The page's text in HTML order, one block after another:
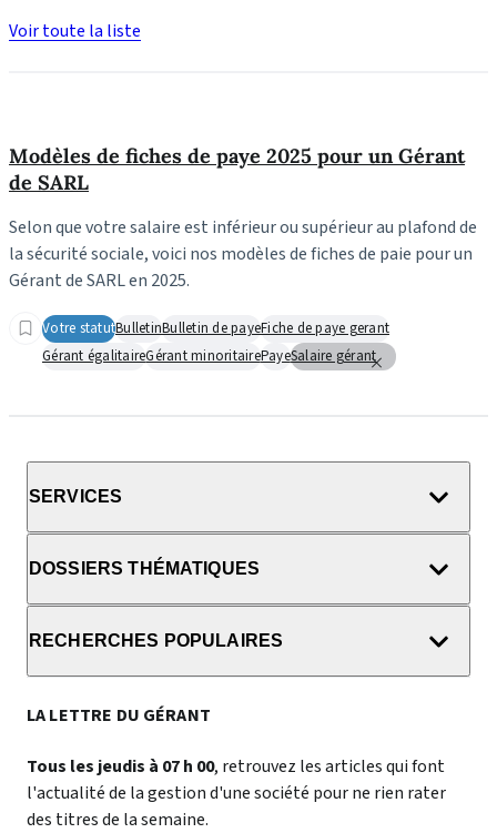
Modèles de fiches de paye 2025 pour un Gérant
de SARL
Selon que votre salaire est inférieur ou supérieur au plafond de
la sécurité sociale, voici nos modèles de fiches de paie pour un
Gérant de SARL en 2025.
Votre statutBulletinBulletin de payeFiche de paye gerant
Gérant égalitaireGérant minoritairePayeSalaire gérant
Voir toute la liste
SERVICES
DOSSIERS THÉMATIQUES
RECHERCHES POPULAIRES
LA LETTRE DU GÉRANT
Tous les jeudis à 07 h 00, retrouvez les articles qui font
l'actualité de la gestion d'une société pour ne rien rater
des titres de la semaine.